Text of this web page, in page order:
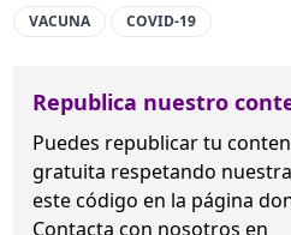
VACUNA COVID-19
Republica nuestro
Puedes republicar tu
gratuita respetando
este código en la página
Contacta con nosotros en